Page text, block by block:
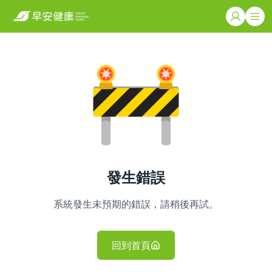
發生錯誤
系統發生未預期的錯誤，請稍後再試。
回到首頁